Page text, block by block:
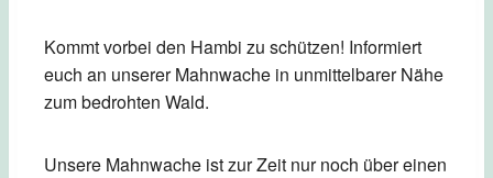
Kommt vorbei den Hambi zu schützen! Informiert
euch an unserer Mahnwache in unmittelbarer Nähe
zum bedrohten Wald.
Unsere Mahnwache ist zur Zeit nur noch über einen